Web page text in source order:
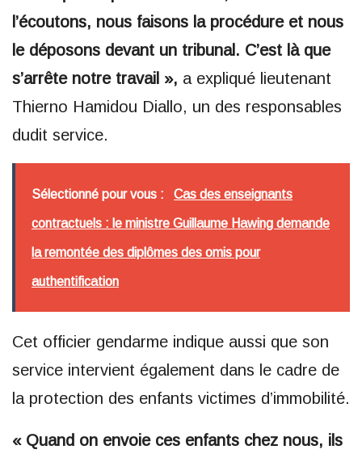
l’écoutons, nous faisons la procédure et nous
le déposons devant un tribunal. C’est là que
s’arrête notre travail », a expliqué lieutenant
Thierno Hamidou Diallo, un des responsables
dudit service.
Sélectionné pour vous : Cas des enseignants
contractuels : le ministre Guillaume Hawing demande
la remontée des diplômes des omis pour
authentification
Cet officier gendarme indique aussi que son
service intervient également dans le cadre de
la protection des enfants victimes d’immobilité.
« Quand on envoie ces enfants chez nous, ils